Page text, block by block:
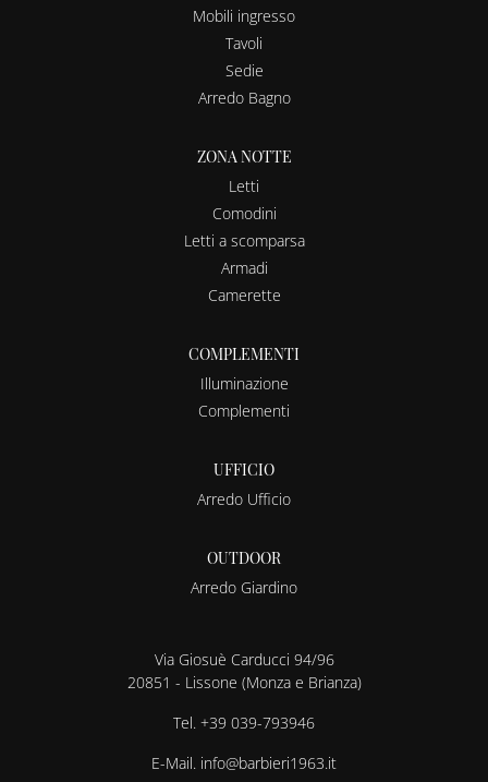
Mobili ingresso
Tavoli
Sedie
Arredo Bagno
ZONA NOTTE
Letti
Comodini
Letti a scomparsa
Armadi
Camerette
COMPLEMENTI
Illuminazione
Complementi
UFFICIO
Arredo Ufficio
OUTDOOR
Arredo Giardino
Via Giosuè Carducci 94/96
20851 - Lissone (Monza e Brianza)
Tel. +39 039-793946
E-Mail. info@barbieri1963.it